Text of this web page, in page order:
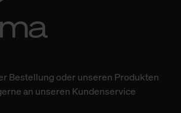
Bestellung oder unseren Produkten
an unseren Kundenservice